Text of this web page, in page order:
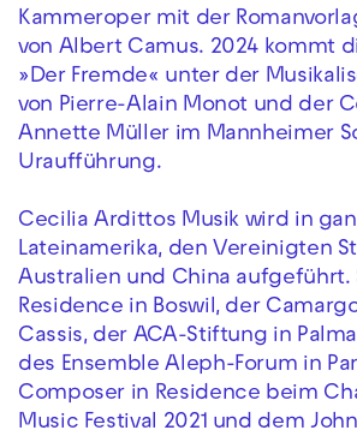
Kammeroper mit der
von Albert Camus. 2024 kommt
»Der Fremde« unter der
von Pierre-Alain Monot und der
Annette Müller im Mannheimer
Uraufführung.
Cecilia Ardittos Musik wird in
Lateinamerika, den Vereinigten
Australien und China aufgeführt.
Residence in Boswil, der
Cassis, der ACA-Stiftung in
des Ensemble Aleph-Forum in
Composer in Residence beim
Music Festival 2021 und dem